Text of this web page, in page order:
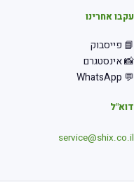
אחרינו
פייסבוק
אינסטגרם
💬